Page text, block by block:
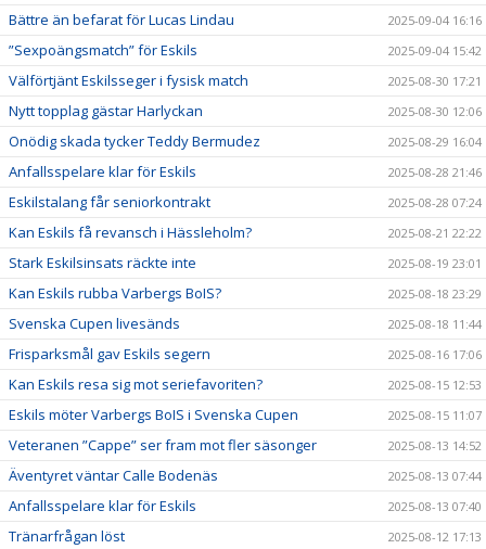
Bättre än befarat för Lucas Lindau 2025-09-04 16:16
”Sexpoängsmatch” för Eskils 2025-09-04 15:42
Välförtjänt Eskilsseger i fysisk match 2025-08-30 17:21
Nytt topplag gästar Harlyckan 2025-08-30 12:06
Onödig skada tycker Teddy Bermudez 2025-08-29 16:04
Anfallsspelare klar för Eskils 2025-08-28 21:46
Eskilstalang får seniorkontrakt 2025-08-28 07:24
Kan Eskils få revansch i Hässleholm? 2025-08-21 22:22
Stark Eskilsinsats räckte inte 2025-08-19 23:01
Kan Eskils rubba Varbergs BoIS? 2025-08-18 23:29
Svenska Cupen livesänds 2025-08-18 11:44
Frisparksmål gav Eskils segern 2025-08-16 17:06
Kan Eskils resa sig mot seriefavoriten? 2025-08-15 12:53
Eskils möter Varbergs BoIS i Svenska Cupen 2025-08-15 11:07
Veteranen ”Cappe” ser fram mot fler säsonger 2025-08-13 14:52
Äventyret väntar Calle Bodenäs 2025-08-13 07:44
Anfallsspelare klar för Eskils 2025-08-13 07:40
Tränarfrågan löst 2025-08-12 17:13